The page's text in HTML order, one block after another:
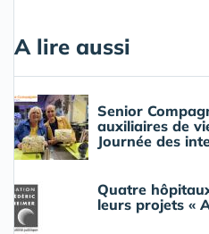
A lire aussi
Senior
auxiliaires de
Journée des
Quatre
leurs projets «